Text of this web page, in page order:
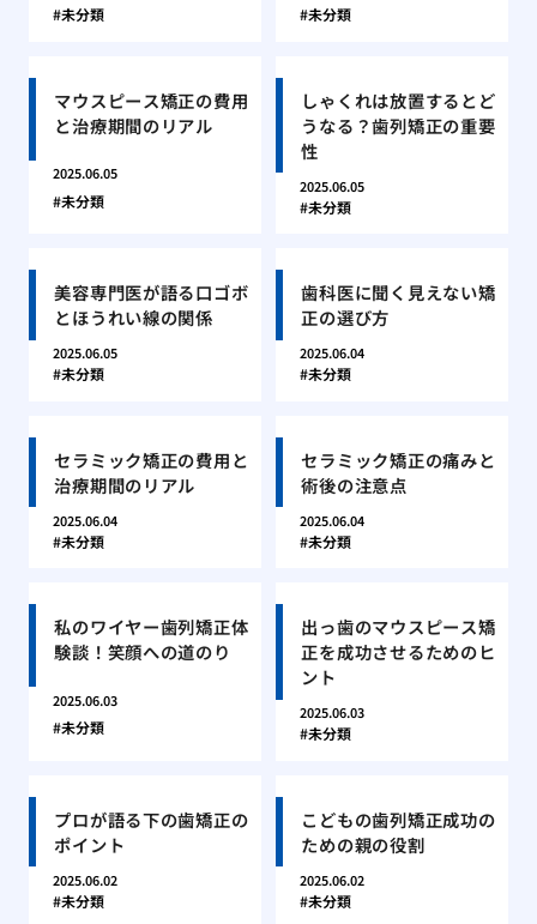
未分類 未分類
マウスピース矯正の費用
と治療期間のリアル
2025.06.05
未分類
しゃくれは放置するとど
うなる？歯列矯正の重要
性
2025.06.05
未分類
美容専門医が語る口ゴボ
とほうれい線の関係
2025.06.05
未分類
歯科医に聞く見えない矯
正の選び方
2025.06.04
未分類
セラミック矯正の費用と
治療期間のリアル
2025.06.04
未分類
セラミック矯正の痛みと
術後の注意点
2025.06.04
未分類
私のワイヤー歯列矯正体
験談！笑顔への道のり
2025.06.03
未分類
出っ歯のマウスピース矯
正を成功させるためのヒ
ント
2025.06.03
未分類
プロが語る下の歯矯正の
ポイント
2025.06.02
未分類
こどもの歯列矯正成功の
ための親の役割
2025.06.02
未分類